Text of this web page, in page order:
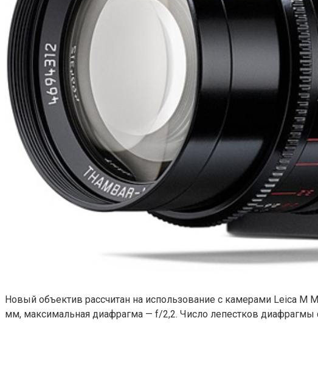
Новый объектив рассчитан на использование с камерами Leica M
мм, максимальная диафрагма — f/2,2. Число лепестков диафрагмы